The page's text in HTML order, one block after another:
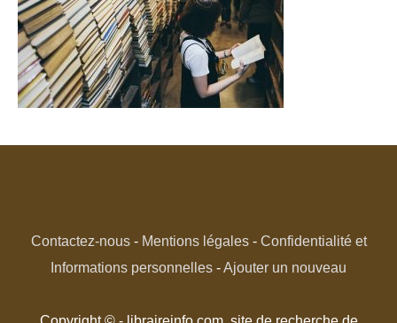
Contactez-nous- Mentions légales- Confidentialité et
Informations personnelles -Ajouter un nouveau